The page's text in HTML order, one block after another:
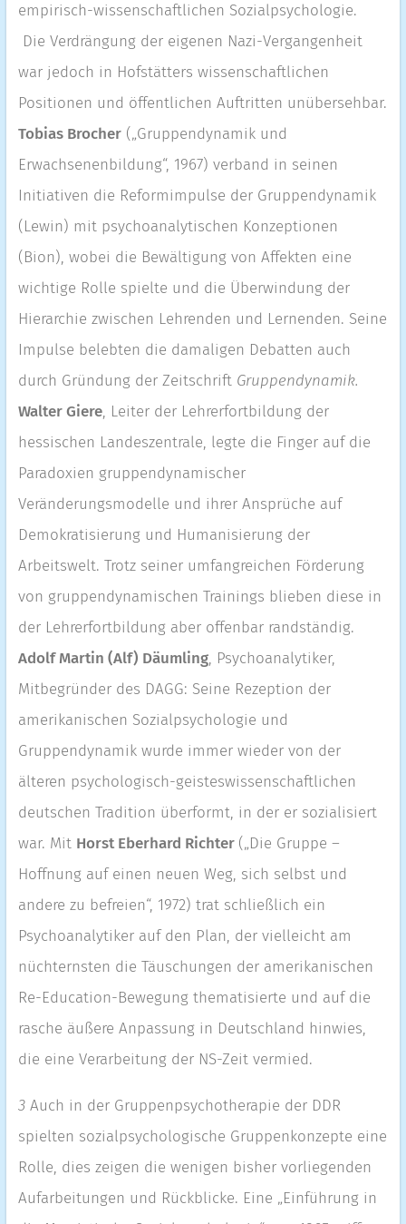
empirisch-wissenschaftlichen Sozialpsychologie.
Die Verdrängung der eigenen Nazi-Vergangenheit
war jedoch in Hofstätters wissenschaftlichen
Positionen und öffentlichen Auftritten unübersehbar.
Tobias Brocher(„Gruppendynamik und
Erwachsenenbildung“, 1967) verband in seinen
Initiativen die Reformimpulse der Gruppendynamik
(Lewin) mit psychoanalytischen Konzeptionen
(Bion), wobei die Bewältigung von Affekten eine
wichtige Rolle spielte und die Überwindung der
Hierarchie zwischen Lehrenden und Lernenden. Seine
Impulse belebten die damaligen Debatten auch
durch Gründung der Zeitschrift Gruppendynamik.
Walter Giere, Leiter der Lehrerfortbildung der
hessischen Landeszentrale, legte die Finger auf die
Paradoxien gruppendynamischer
Veränderungsmodelle und ihrer Ansprüche auf
Demokratisierung und Humanisierung der
Arbeitswelt. Trotz seiner umfangreichen Förderung
von gruppendynamischen Trainings blieben diese in
der Lehrerfortbildung aber offenbar randständig.
Adolf Martin (Alf) Däumling, Psychoanalytiker,
Mitbegründer des DAGG: Seine Rezeption der
amerikanischen Sozialpsychologie und
Gruppendynamik wurde immer wieder von der
älteren psychologisch-geisteswissenschaftlichen
deutschen Tradition überformt, in der er sozialisiert
war. Mit Horst Eberhard Richter („Die Gruppe –
Hoffnung auf einen neuen Weg, sich selbst und
andere zu befreien“, 1972) trat schließlich ein
Psychoanalytiker auf den Plan, der vielleicht am
nüchternsten die Täuschungen der amerikanischen
Re-Education-Bewegung thematisierte und auf die
rasche äußere Anpassung in Deutschland hinwies,
die eine Verarbeitung der NS-Zeit vermied.
3 Auch in der Gruppenpsychotherapie der DDR
spielten sozialpsychologische Gruppenkonzepte eine
Rolle, dies zeigen die wenigen bisher vorliegenden
Aufarbeitungen und Rückblicke. Eine „Einführung in